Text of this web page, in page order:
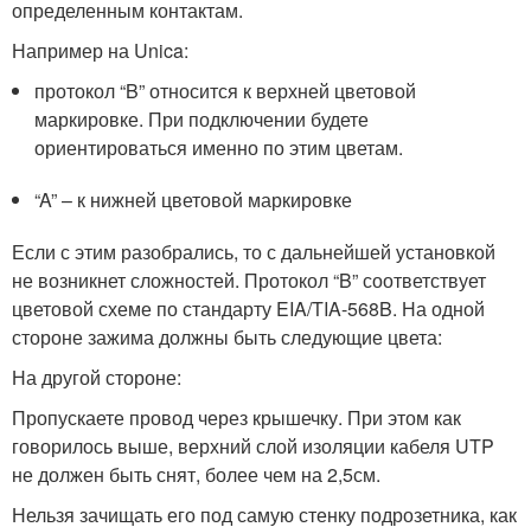
определенным контактам.
Например на Unica:
протокол “B” относится к верхней цветовой
маркировке. При подключении будете
ориентироваться именно по этим цветам.
“A” – к нижней цветовой маркировке
Если с этим разобрались, то с дальнейшей установкой
не возникнет сложностей. Протокол “B” соответствует
цветовой схеме по стандарту EIA/TIA-568B. На одной
стороне зажима должны быть следующие цвета:
На другой стороне:
Пропускаете провод через крышечку. При этом как
говорилось выше, верхний слой изоляции кабеля UTP
не должен быть снят, более чем на 2,5см.
Нельзя зачищать его под самую стенку подрозетника, как